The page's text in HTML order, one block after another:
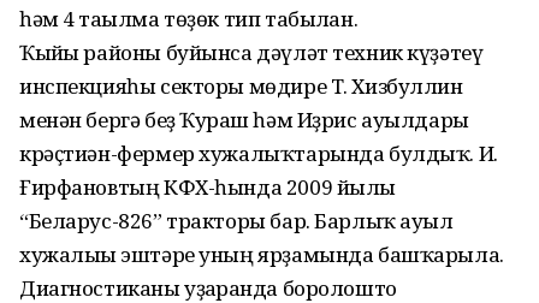
һәм 4 тағылма төҙөк тип табылған.
Ҡыйғы районы буйынса дәүләт техник күҙәтеү
инспекцияһы секторы мөдире Т. Хизбуллин
менән бергә беҙ Ҡурғаш һәм Иҙрис ауылдары
крәҫтиән-фермер хужалыҡтарында булдыҡ. И.
Ғирфановтың КФХ-һында 2009 йылғы
“Беларус-826” тракторы бар. Барлыҡ ауыл
хужалығы эштәре уның ярҙамында башҡарыла.
Диагностиканы уҙғарғанда боролошто